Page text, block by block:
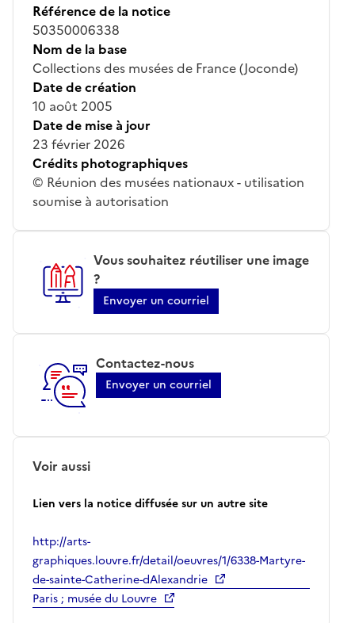
Référence de la notice
50350006338
Nom de la base
Collections des musées de France (Joconde)
Date de création
10 août 2005
Date de mise à jour
23 février 2026
Crédits photographiques
© Réunion des musées nationaux - utilisation
soumise à autorisation
Vous souhaitez réutiliser une image
?
Envoyer un courriel
Contactez-nous
Envoyer un courriel
Voir aussi
Lien vers la notice diffusée sur un autre site
http://arts-
graphiques.louvre.fr/detail/oeuvres/1/6338-Martyre-
de-sainte-Catherine-dAlexandrie
Paris ; musée du Louvre